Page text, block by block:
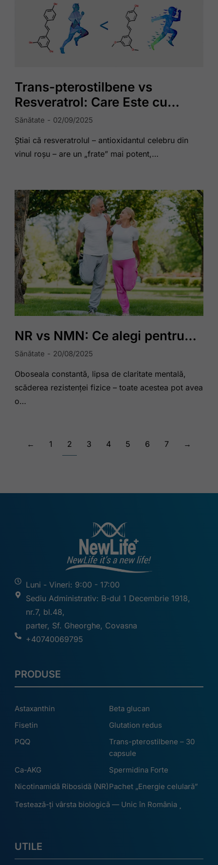
Trans-pterostilbene vs
Resveratrol: Care Este cu…
Sănătate 02/09/2025
Știai că resveratrolul – antioxidantul celebru din
vinul roșu – are un „frate” mai potent,…
NR vs NMN: Ce alegi pentru…
Sănătate 20/08/2025
Oboseala constantă, lipsa de claritate mentală,
scăderea rezistenței fizice – toate acestea pot avea
o…
← 1 2 3 4 5 6 7 →
Luni - Vineri: 9:00 - 17:00
Sediu Administrativ: B-dul 1 Decembrie 1918,
nr.7, bl.48,
parter, Sf. Gheorghe, Covasna
+40740069795
PRODUSE
Astaxanthin
Beta glucan
Fisetin
Glutation redus
PQQ
Trans-pterostilbene – 30
capsule
Ca-AKG
Spermidina Forte
Nicotinamidă Ribosidă (NR)Pachet „Energie celulară”
Testează-ți vârsta biologică — Unic în România
UTILE